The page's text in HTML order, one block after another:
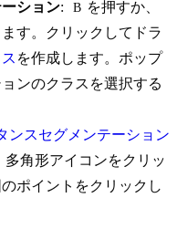
ション: B を押すか、
す。クリックしてドラ
を作成します。ポップ
ンのクラスを選択する
ンスセグメンテーション
多角形アイコンをクリッ
ポイントをクリックし